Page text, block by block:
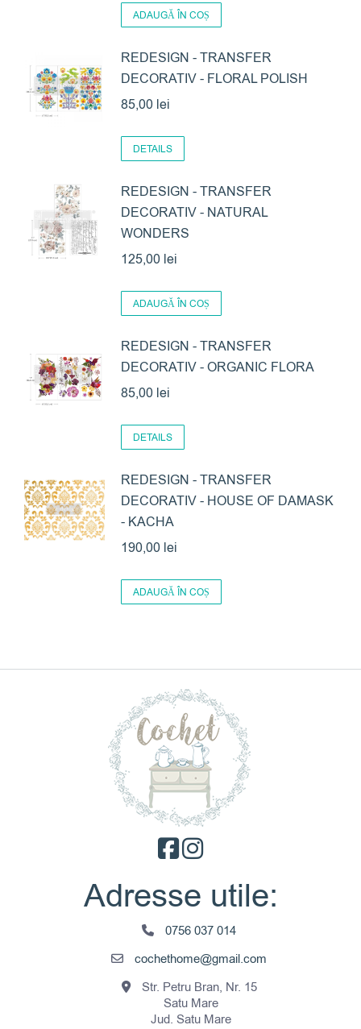
ADAUGĂ ÎN COȘ
REDESIGN - TRANSFER
DECORATIV - FLORAL POLISH
85,00 lei
DETAILS
REDESIGN - TRANSFER
DECORATIV - NATURAL
WONDERS
125,00 lei
ADAUGĂ ÎN COȘ
REDESIGN - TRANSFER
DECORATIV - ORGANIC FLORA
85,00 lei
DETAILS
REDESIGN - TRANSFER
DECORATIV - HOUSE OF DAMASK
- KACHA
190,00 lei
ADAUGĂ ÎN COȘ
Adresse utile:
0756 037 014
cochethome@gmail.com
Str. Petru Bran, Nr. 15
Satu Mare
Jud. Satu Mare